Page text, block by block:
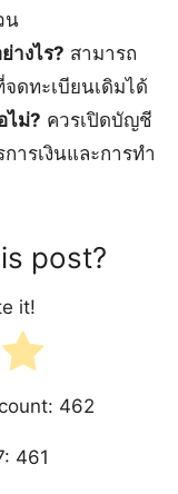
น
างไร? สามารถ
ดทะเบียนเดิมได้
ไม่? ควรเปิดบัญชี
ารเงินและการทำ
post?
it!
462
461